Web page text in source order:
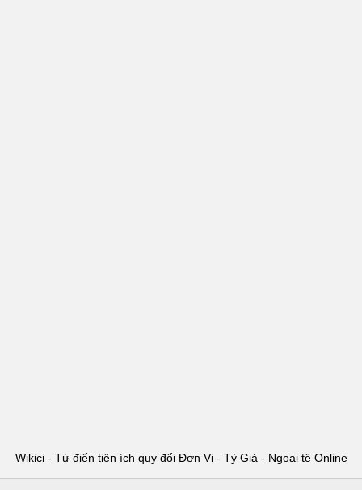
Wikici - Từ điển tiện ích quy đổi Đơn Vị - Tỷ Giá - Ngoại tệ Online